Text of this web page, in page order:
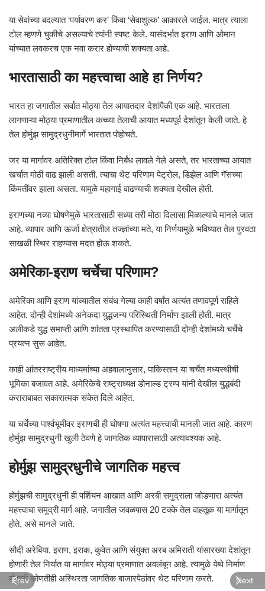
या सेवांच्या बदल्यात ‘पर्यावरण कर’ किंवा ‘सेवाशुल्क’ आकारले जाईल. मात्र त्याला
टोल म्हणणे चुकीचे असल्याचे त्यांनी स्पष्ट केले. यासंदर्भात इराण आणि ओमान
यांच्यात लवकरच एक नवा करार होण्याची शक्यता आहे.
भारतासाठी का महत्त्वाचा आहे हा निर्णय?
भारत हा जगातील सर्वात मोठ्या तेल आयातदार देशांपैकी एक आहे. भारताला
लागणाऱ्या मोठ्या प्रमाणातील कच्च्या तेलाची आयात मध्यपूर्व देशांतून केली जाते. हे
तेल होर्मुझ सामुद्रधुनीमार्गे भारतात पोहोचते.
जर या मार्गावर अतिरिक्त टोल किंवा निर्बंध लावले गेले असते, तर भारताच्या आयात
खर्चात मोठी वाढ झाली असती. त्याचा थेट परिणाम पेट्रोल, डिझेल आणि गॅसच्या
किंमतींवर झाला असता. यामुळे महागाई वाढण्याची शक्यता देखील होती.
इराणच्या नव्या घोषणेमुळे भारतासाठी सध्या तरी मोठा दिलासा मिळाल्याचे मानले जात
आहे. व्यापार आणि ऊर्जा क्षेत्रातील तज्ज्ञांच्या मते, या निर्णयामुळे भविष्यात तेल पुरवठा
साखळी स्थिर राहण्यास मदत होऊ शकते.
अमेरिका-इराण चर्चेचा परिणाम?
अमेरिका आणि इराण यांच्यातील संबंध गेल्या काही वर्षांत अत्यंत तणावपूर्ण राहिले
आहेत. दोन्ही देशांमध्ये अनेकदा युद्धजन्य परिस्थिती निर्माण झाली होती. मात्र
अलीकडे युद्ध समाप्ती आणि शांतता प्रस्थापित करण्यासाठी दोन्ही देशांमध्ये चर्चेचे
प्रयत्न सुरू आहेत.
काही आंतरराष्ट्रीय माध्यमांच्या अहवालानुसार, पाकिस्तान या चर्चेत मध्यस्थीची
भूमिका बजावत आहे. अमेरिकेचे राष्ट्राध्यक्ष डोनाल्ड ट्रम्प यांनी देखील युद्धबंदी
कराराबाबत सकारात्मक संकेत दिले आहेत.
या चर्चेच्या पार्श्वभूमीवर इराणची ही घोषणा अत्यंत महत्त्वाची मानली जात आहे. कारण
होर्मुझ सामुद्रधुनी खुली ठेवणे हे जागतिक व्यापारासाठी अत्यावश्यक आहे.
होर्मुझ सामुद्रधुनीचे जागतिक महत्त्व
होर्मुझची सामुद्रधुनी ही पर्शियन आखात आणि अरबी समुद्राला जोडणारा अत्यंत
महत्त्वाचा समुद्री मार्ग आहे. जगातील जवळपास 20 टक्के तेल वाहतूक या मार्गातून
होते, असे मानले जाते.
सौदी अरेबिया, इराण, इराक, कुवेत आणि संयुक्त अरब अमिराती यांसारख्या देशांतून
होणारी तेल निर्यात या मार्गावर मोठ्या प्रमाणात अवलंबून आहे. त्यामुळे येथे निर्माण
होणारी कोणतीही अस्थिरता जागतिक बाजारपेठांवर थेट परिणाम करते.
Prev Next